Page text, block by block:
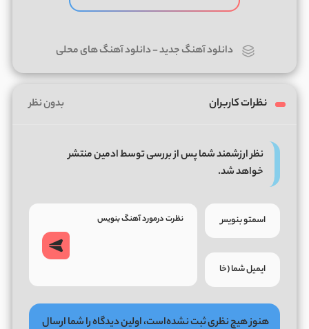
دانلود آهنگ جدید-دانلود آهنگ های محلی
نظرات کاربران بدون نظر
نظر ارزشمند شما پس از بررسی توسط ادمین منتشر
خواهد شد.
هنوز هیچ نظری ثبت نشده‌است، اولین دیدگاه را شما ارسال